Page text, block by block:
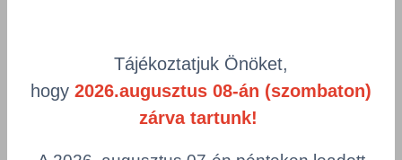
Termékek oldalanként
grid.filter.title.mobile
Tájékoztatjuk Önöket,
hogy 2026.augusztus 08-án (szombaton)
zárva tartunk!